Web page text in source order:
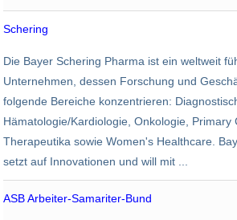
Schering
24.500
5,3
Die Bayer Schering Pharma ist ein weltweit
Unternehmen, dessen Forschung und
folgende Bereiche konzentrieren:
Hämatologie/Kardiologie, Onkologie, Primary
Therapeutika sowie Women's Healthcare.
setzt auf Innovationen und will mit ...
ASB Arbeiter-Samariter-Bund